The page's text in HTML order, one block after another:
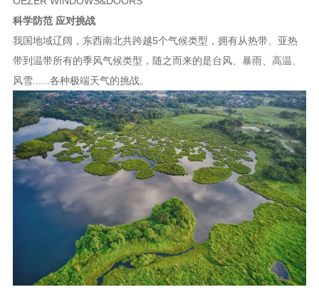
科学防范 应对挑战
我国地域辽阔，东西南北共跨越5个气候类型，拥有从热带、亚热
带到温带所有的季风气候类型，随之而来的是台风、暴雨、高温、
风雪......各种极端天气的挑战。